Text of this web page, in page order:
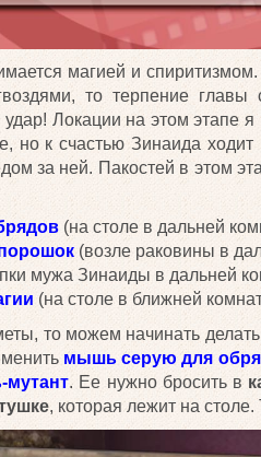
магией и
то терпение главы
удар! Локации на этом
но к счастью Зинаида ходит
за ней. Пакостей в этом
(на столе в дальней
(возле раковины в
мужа Зинаиды в дальней
(на столе в ближней
то можем начинать
мышь серую для
. Ее нужно бросить в
, которая лежит на